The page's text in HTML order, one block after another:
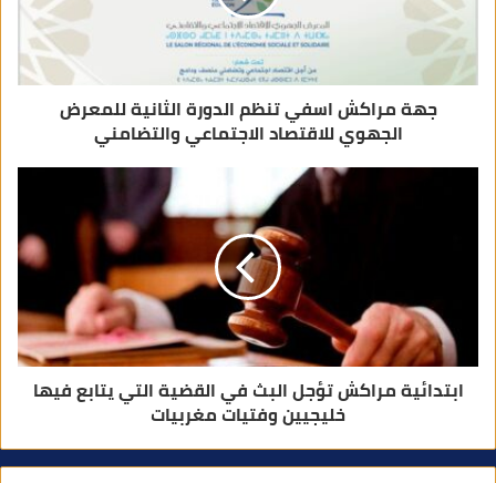
جهة مراكش اسفي تنظم الدورة الثانية للمعرض
الجهوي للاقتصاد الاجتماعي والتضامني
ابتدائية مراكش تؤجل البث في القضية التي يتابع فيها
خليجيين وفتيات مغربيات